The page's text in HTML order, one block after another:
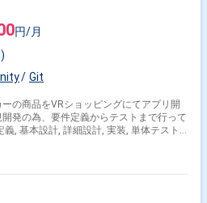
円/月
Git
の商品をVRショッピングにてアプリ開
発の為、要件定義からテストまで行って